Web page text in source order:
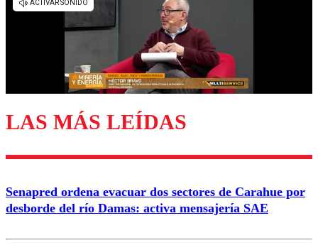
diálogo respetuoso.
Enviar comentario
LAS MÁS LEÍDAS
Senapred ordena evacuar dos sectores de Carahue por
desborde del río Damas: activa mensajería SAE